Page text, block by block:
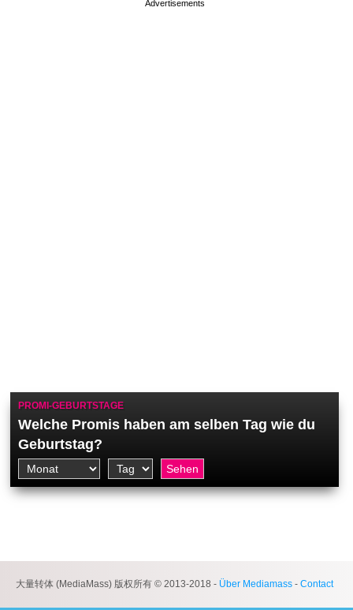
PROMI-GEBURTSTAGE
Welche Promis haben am selben Tag wie du
Geburtstag?
大量转体 (MediaMass) 版权所有 © 2013-2018 - Über Mediamass - Contact